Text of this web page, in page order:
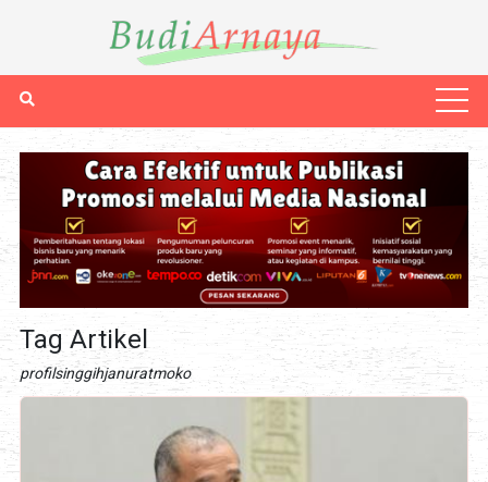
Tag Artikel
profilsinggihjanuratmoko